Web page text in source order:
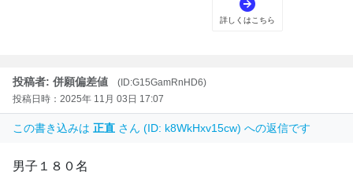
投稿者: 併願偏差値
(ID:G15GamRnHD6)
投稿日時：2025年 11月 03日 17:07
この書き込みは 正直 さん (ID: k8WkHxv15cw) への返信です
男子１８０名